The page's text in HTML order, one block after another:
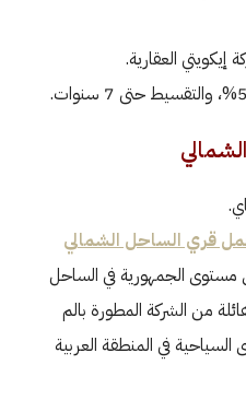
إيكويتي العقارية.
قري الساحل الشمالي
الجمهورية في الساحل
من الشركة المطورة بالم
في المنطقة العربية